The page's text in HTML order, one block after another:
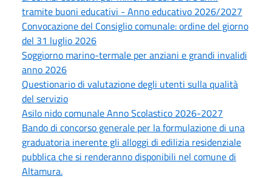
tramite buoni educativi - Anno educativo 2026/2027
Convocazione del Consiglio comunale: ordine del giorno
del 31 luglio 2026
Soggiorno marino-termale per anziani e grandi invalidi
anno 2026
Questionario di valutazione degli utenti sulla qualità
del servizio
Asilo nido comunale Anno Scolastico 2026-2027
Bando di concorso generale per la formulazione di una
graduatoria inerente gli alloggi di edilizia residenziale
pubblica che si renderanno disponibili nel comune di
Altamura.